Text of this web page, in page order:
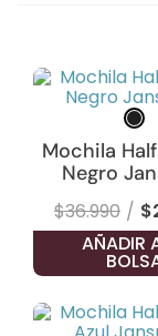
Mochila
Negro
$36.990 $
AÑADIR